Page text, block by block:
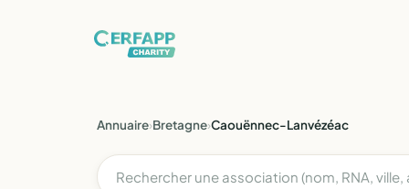
Annuaire›Bretagne›Caouënnec-Lanvézéac